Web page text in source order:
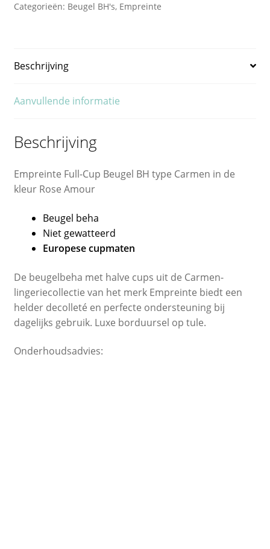
Categorieën: Beugel BH's, Empreinte
Beschrijving
Aanvullende informatie
Beschrijving
Empreinte Full-Cup Beugel BH type Carmen in de
kleur Rose Amour
Beugel beha
Niet gewatteerd
Europese cupmaten
De beugelbeha met halve cups uit de Carmen-
lingeriecollectie van het merk Empreinte biedt een
helder decolleté en perfecte ondersteuning bij
dagelijks gebruik. Luxe borduursel op tule.
Onderhoudsadvies: